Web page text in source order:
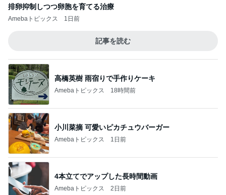
排卵抑制しつつ卵胞を育てる治療
Amebaトピックス 1日前
記事を読む
高橋英樹 雨宿りで手作りケーキ
Amebaトピックス 18時間前
小川菜摘 可愛いピカチュウバーガー
Amebaトピックス 1日前
4本立てでアップした長時間動画
Amebaトピックス 2日前